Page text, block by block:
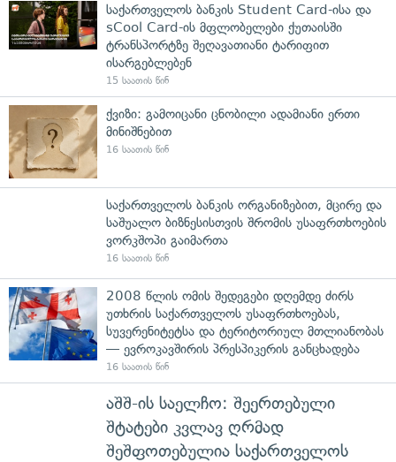
საქართველოს ბანკის Student Card-ისა და
sCool Card-ის მფლობელები ქუთაისში
ტრანსპორტზე შეღავათიანი ტარიფით
ისარგებლებენ
15 საათის წინ
ქვიზი: გამოიცანი ცნობილი ადამიანი ერთი
მინიშნებით
16 საათის წინ
საქართველოს ბანკის ორგანიზებით, მცირე და
საშუალო ბიზნესისთვის შრომის უსაფრთხოების
ვორკშოპი გაიმართა
16 საათის წინ
2008 წლის ომის შედეგები დღემდე ძირს
უთხრის საქართველოს უსაფრთხოებას,
სუვერენიტეტსა და ტერიტორიულ მთლიანობას
— ევროკავშირის პრესპიკერის განცხადება
16 საათის წინ
აშშ-ის საელჩო: შეერთებული
შტატები კვლავ ღრმად
შეშფოთებულია საქართველოს